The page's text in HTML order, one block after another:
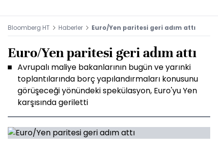
Bloomberg HT Haberler Euro/Yen paritesi geri adım attı
Euro/Yen paritesi geri adım attı
Avrupalı maliye bakanlarının bugün ve yarınki
toplantılarında borç yapılandırmaları konusunu
görüşeceği yönündeki spekülasyon, Euro'yu Yen
karşısında geriletti